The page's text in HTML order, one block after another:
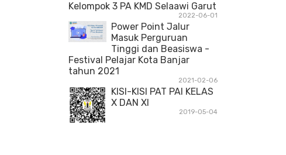
Kelompok 3 PA KMD Selaawi Garut
2022-06-01
Power Point Jalur
Masuk Perguruan
Tinggi dan Beasiswa -
Festival Pelajar Kota Banjar
tahun 2021
2021-02-06
KISI-KISI PAT PAI KELAS
X DAN XI
2019-05-04